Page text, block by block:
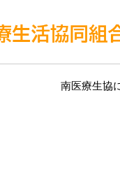
南医療生協